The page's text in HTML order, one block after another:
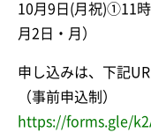
10月9日(月祝)①11
月2日・月）
申し込みは、下記
（事前申込制）
https://forms.gle/